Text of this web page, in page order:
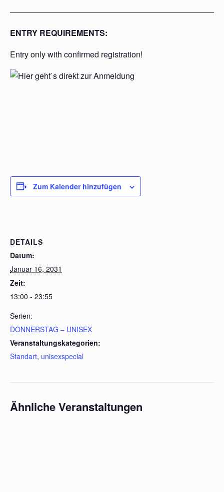
ENTRY REQUIREMENTS:
Entry only with confirmed registration!
Zum Kalender hinzufügen
DETAILS
Datum:
Januar 16, 2031
Zeit:
13:00 - 23:55
Serien:
DONNERSTAG – UNISEX
Veranstaltungskategorien:
Standart, unisexspecial
Ähnliche Veranstaltungen